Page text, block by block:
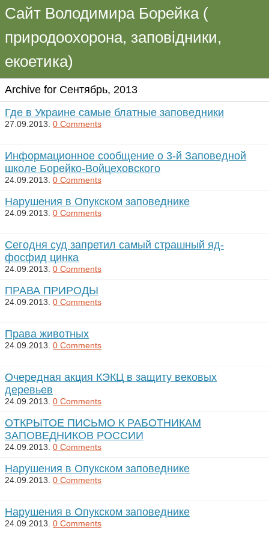
Сайт Володимира Борейка (
природоохорона, заповідники,
екоетика)
Archive for Сентябрь, 2013
Где в Украине самые блатные заповедники
27.09.2013. 0 Comments
Информационное сообщение о 3-й Заповедной
школе Борейко-Войцеховского
24.09.2013. 0 Comments
Нарушения в Опукском заповеднике
24.09.2013. 0 Comments
Сегодня суд запретил самый страшный яд-
фосфид цинка
24.09.2013. 0 Comments
ПРАВА ПРИРОДЫ
24.09.2013. 0 Comments
Права животных
24.09.2013. 0 Comments
Очередная акция КЭКЦ в защиту вековых
деревьев
24.09.2013. 0 Comments
ОТКРЫТОЕ ПИСЬМО К РАБОТНИКАМ
ЗАПОВЕДНИКОВ РОССИИ
24.09.2013. 0 Comments
Нарушения в Опукском заповеднике
24.09.2013. 0 Comments
Нарушения в Опукском заповеднике
24.09.2013. 0 Comments